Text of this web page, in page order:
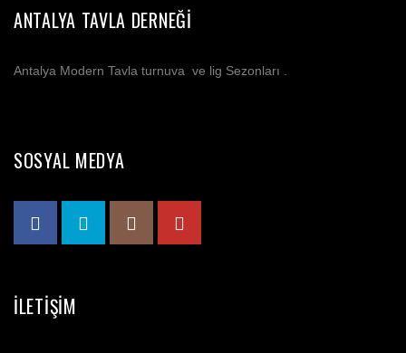
ANTALYA TAVLA DERNEĞI
Antalya Modern Tavla turnuva ve lig Sezonları .
SOSYAL MEDYA
İLETIŞIM